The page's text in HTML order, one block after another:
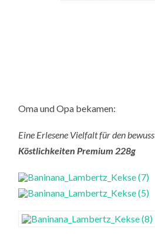
Oma und Opa bekamen:
Eine Erlesene Vielfalt für den
Köstlichkeiten Premium 228g